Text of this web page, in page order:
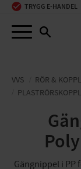
Meny
TRYGG E-HANDEL
VVS RÖR &
Gängnippel i